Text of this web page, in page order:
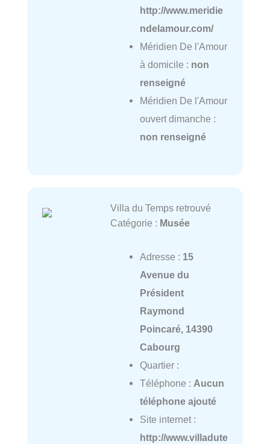
http://www.meridie
ndelamour.com/
Méridien De l'Amour
à domicile : non
renseigné
Méridien De l'Amour
ouvert dimanche :
non renseigné
Villa du Temps retrouvé
Catégorie : Musée
Adresse : 15
Avenue du
Président
Raymond
Poincaré, 14390
Cabourg
Quartier :
Téléphone : Aucun
téléphone ajouté
Site internet :
http://www.villadute